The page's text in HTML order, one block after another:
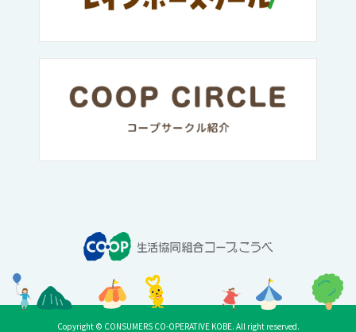
Copyright © CONSUMERS CO-OPERATIVE KOBE. All right reserved.